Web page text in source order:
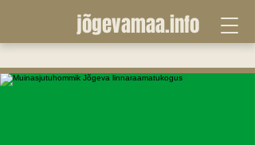
jõgevamaa.info